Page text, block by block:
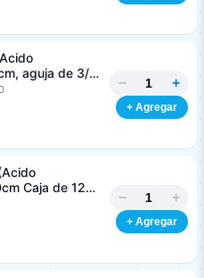
aguja de 3/8
ARIZI
− +
+ Agregar
Caja de 12
1/2 Circulo
− +
+ Agregar